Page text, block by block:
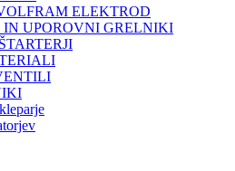
ELEKTROD
UPOROVNI GRELNIKI